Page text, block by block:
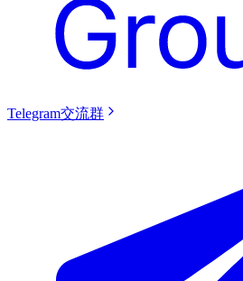
Telegram交流群